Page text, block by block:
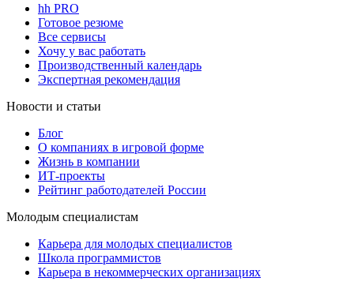
hh PRO
Готовое резюме
Все сервисы
Хочу у вас работать
Производственный календарь
Экспертная рекомендация
Новости и статьи
Блог
О компаниях в игровой форме
Жизнь в компании
ИТ-проекты
Рейтинг работодателей России
Молодым специалистам
Карьера для молодых специалистов
Школа программистов
Карьера в некоммерческих организациях